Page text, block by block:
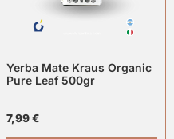
Yerba Mate Kraus Organic
Pure Leaf 500gr
7,99€